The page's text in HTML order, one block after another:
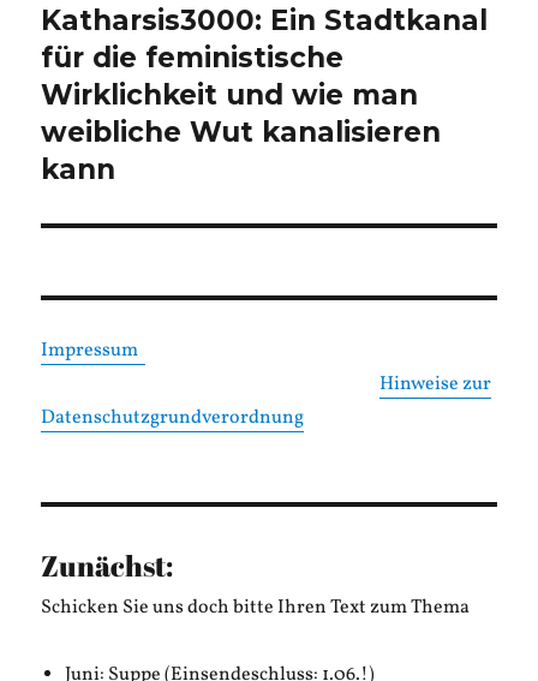
Nächster
Beitrag:
Katharsis3000: Ein Stadtkanal
für die feministische
Wirklichkeit und wie man
weibliche Wut kanalisieren
kann
Impressum
Hinweise zur
Datenschutzgrundverordnung
Zunächst:
Schicken Sie uns doch bitte Ihren Text zum Thema
Juni: Suppe (Einsendeschluss: 1.06.!)